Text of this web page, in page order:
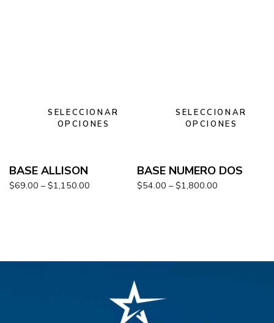
SELECCIONAR
OPCIONES
BASE ALLISON
$69.00 – $1,150.00
SELECCIONAR
OPCIONES
BASE NUMERO DOS
$54.00 – $1,800.00